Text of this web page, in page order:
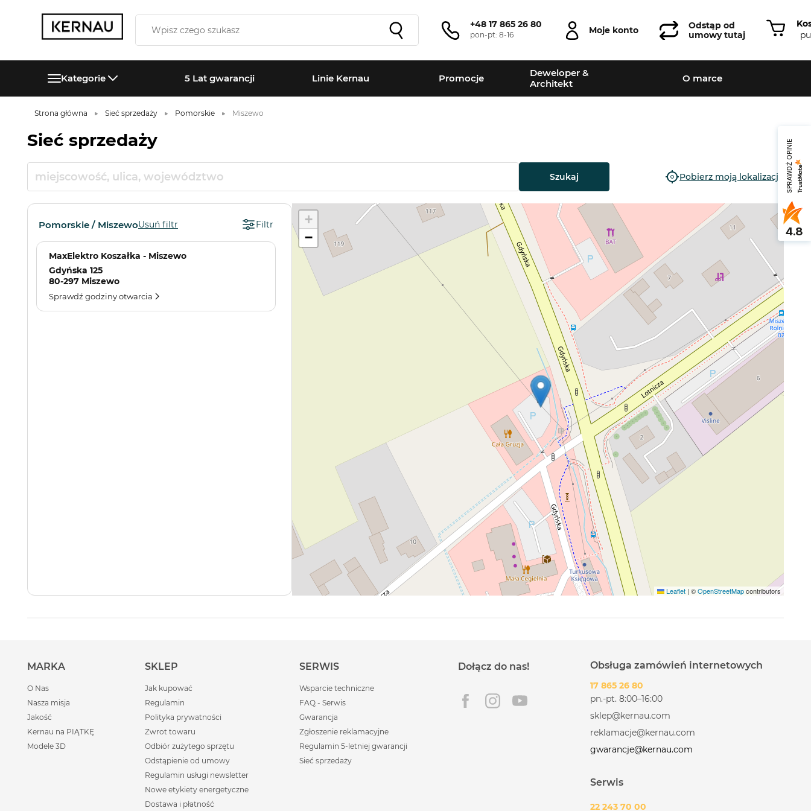
+48 17 865 26 80
pon-pt: 8-16 Moje konto
Odstąp od
umowy tutaj
Kategorie 5 Lat gwarancji Linie Kernau Promocje
Deweloper &
Architekt
O marce
Strona główna Sieć sprzedaży Pomorskie Miszewo
Sieć sprzedaży
Szukaj Pobierz moją lokalizację
Pomorskie / MiszewoUsuń filtr Filtr
MaxElektro Koszałka - Miszewo
Gdyńska 125
80-297 Miszewo
Sprawdź godziny otwarcia
+
−
Leaflet | ©OpenStreetMapcontributors
MARKA
O Nas
Nasza misja
Jakość
Kernau na PIĄTKĘ
Modele 3D
SKLEP
Jak kupować
Regulamin
Polityka prywatności
Zwrot towaru
Odbiór zużytego sprzętu
Odstąpienie od umowy
Regulamin usługi newsletter
Nowe etykiety energetyczne
Dostawa i płatność
SERWIS
Wsparcie techniczne
FAQ - Serwis
Gwarancja
Zgłoszenie reklamacyjne
Regulamin 5-letniej gwarancji
Sieć sprzedaży
Dołącz do nas! Obsługa zamówień internetowych
17 865 26 80
pn.-pt. 8:00–16:00
sklep@kernau.com
reklamacje@kernau.com
gwarancje@kernau.com
Serwis
22 243 70 00
SPRAWDŹ OPINIE
4.8